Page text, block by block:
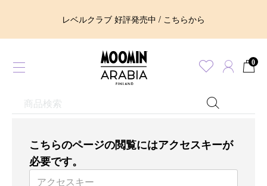
レベルクラブ 好評発売中 / こちらから
0
こちらのページの閲覧にはアクセスキーが
必要です。